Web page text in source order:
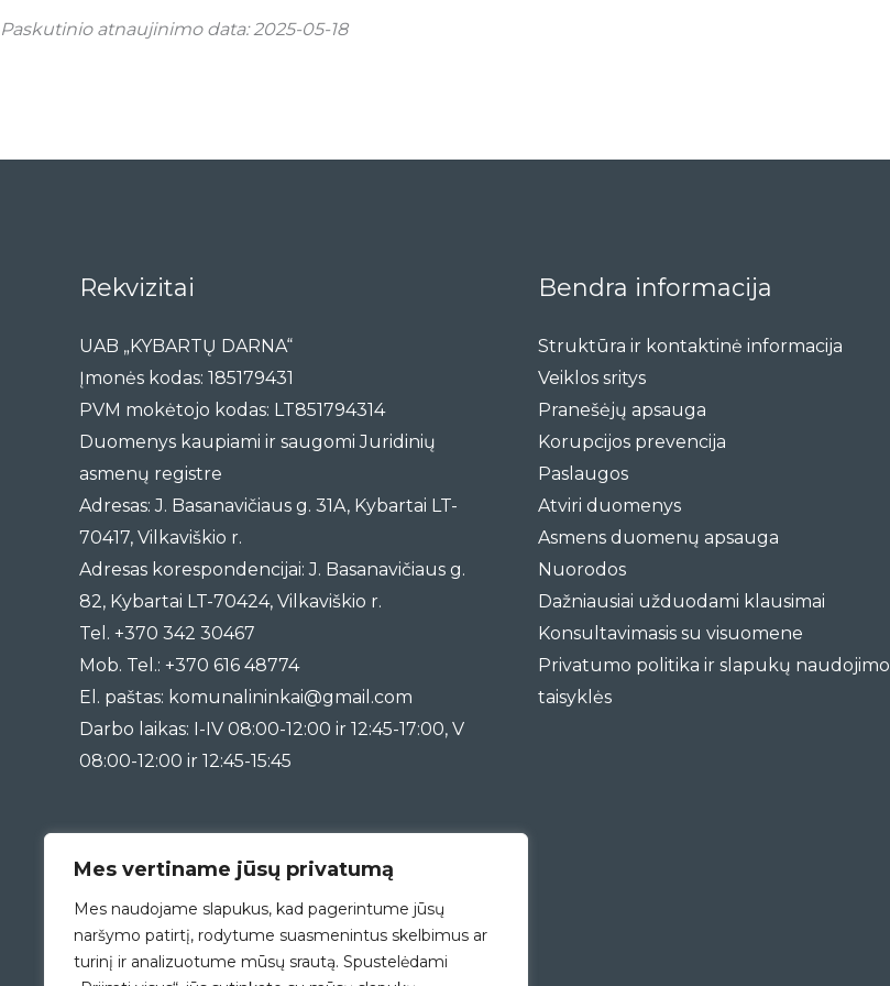
Mes vertiname jūsų privatumą
Mes naudojame slapukus, kad pagerintume jūsų
naršymo patirtį, rodytume suasmenintus skelbimus ar
turinį ir analizuotume mūsų srautą. Spustelėdami
Paskutinio atnaujinimo data: 2025-05-18
Rekvizitai
UAB „KYBARTŲ DARNA“
Įmonės kodas: 185179431
PVM mokėtojo kodas: LT851794314
Duomenys kaupiami ir saugomi Juridinių
asmenų registre
Adresas: J. Basanavičiaus g. 31A, Kybartai LT-
70417, Vilkaviškio r.
Adresas korespondencijai: J. Basanavičiaus g.
82, Kybartai LT-70424, Vilkaviškio r.
Tel. +370 342 30467
Mob. Tel.: +370 616 48774
El. paštas: komunalininkai@gmail.com
Darbo laikas: I-IV 08:00-12:00 ir 12:45-17:00, V
08:00-12:00 ir 12:45-15:45
Bendra informacija
Struktūra ir kontaktinė informacija
Veiklos sritys
Pranešėjų apsauga
Korupcijos prevencija
Paslaugos
Atviri duomenys
Asmens duomenų apsauga
Nuorodos
Dažniausiai užduodami klausimai
Konsultavimasis su visuomene
Privatumo politika ir slapukų naudojimo
taisyklės